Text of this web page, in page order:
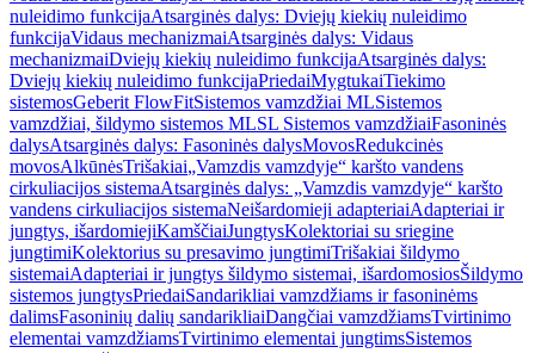
nuleidimo funkcijaAtsarginės dalys: Dviejų kiekių nuleidimo
funkcijaVidaus mechanizmaiAtsarginės dalys: Vidaus
mechanizmaiDviejų kiekių nuleidimo funkcijaAtsarginės dalys:
Dviejų kiekių nuleidimo funkcijaPriedaiMygtukaiTiekimo
sistemosGeberit FlowFitSistemos vamzdžiai MLSistemos
vamzdžiai, šildymo sistemos MLSL Sistemos vamzdžiaiFasoninės
dalysAtsarginės dalys: Fasoninės dalysMovosRedukcinės
movosAlkūnėsTrišakiai„Vamzdis vamzdyje“ karšto vandens
cirkuliacijos sistemaAtsarginės dalys: „Vamzdis vamzdyje“ karšto
vandens cirkuliacijos sistemaNeišardomieji adapteriaiAdapteriai ir
jungtys, išardomiejiKamščiaiJungtysKolektoriai su sriegine
jungtimiKolektorius su presavimo jungtimiTrišakiai šildymo
sistemaiAdapteriai ir jungtys šildymo sistemai, išardomosiosŠildymo
sistemos jungtysPriedaiSandarikliai vamzdžiams ir fasoninėms
dalimsFasoninių dalių sandarikliaiDangčiai vamzdžiamsTvirtinimo
elementai vamzdžiamsTvirtinimo elementai jungtimsSistemos